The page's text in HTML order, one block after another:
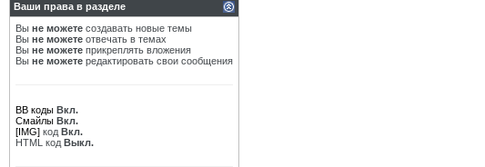
Ваши права в разделе
Вы не можете создавать новые темы
Вы не можете отвечать в темах
Вы не можете прикреплять вложения
Вы не можете редактировать свои сообщения
BB коды Вкл.
Смайлы Вкл.
[IMG] код Вкл.
HTML код Выкл.